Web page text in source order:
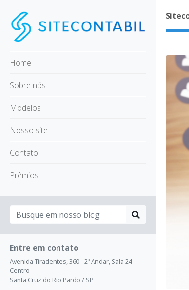
Home
Sobre nós
Modelos
Nosso site
Contato
Prêmios
Entre em contato
Avenida Tiradentes, 360 - 2º Andar, Sala 24 -
Centro
Santa Cruz do Rio Pardo / SP